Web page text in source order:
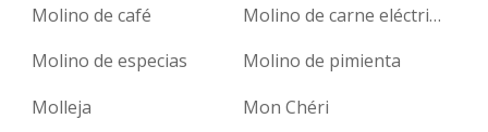
Molino de café
Molino de carne eléctrico
Molino de especias
Molino de pimienta
Molleja
Mon Chéri